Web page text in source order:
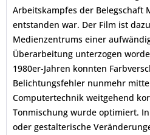
Arbeitskampfes der Belegschaft
entstanden war. Der Film ist
Medienzentrums einer
Überarbeitung unterzogen
1980er-Jahren konnten
Belichtungsfehler nunmehr
Computertechnik weitgehend
Tonmischung wurde optimiert.
oder gestalterische